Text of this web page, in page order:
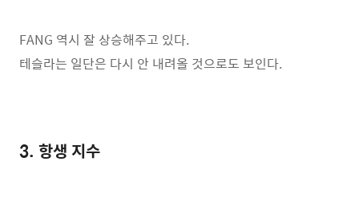
FANG 역시 잘 상승해주고 있다.
테슬라는 일단은 다시 안 내려올 것으로도 보인다.
3. 항생 지수